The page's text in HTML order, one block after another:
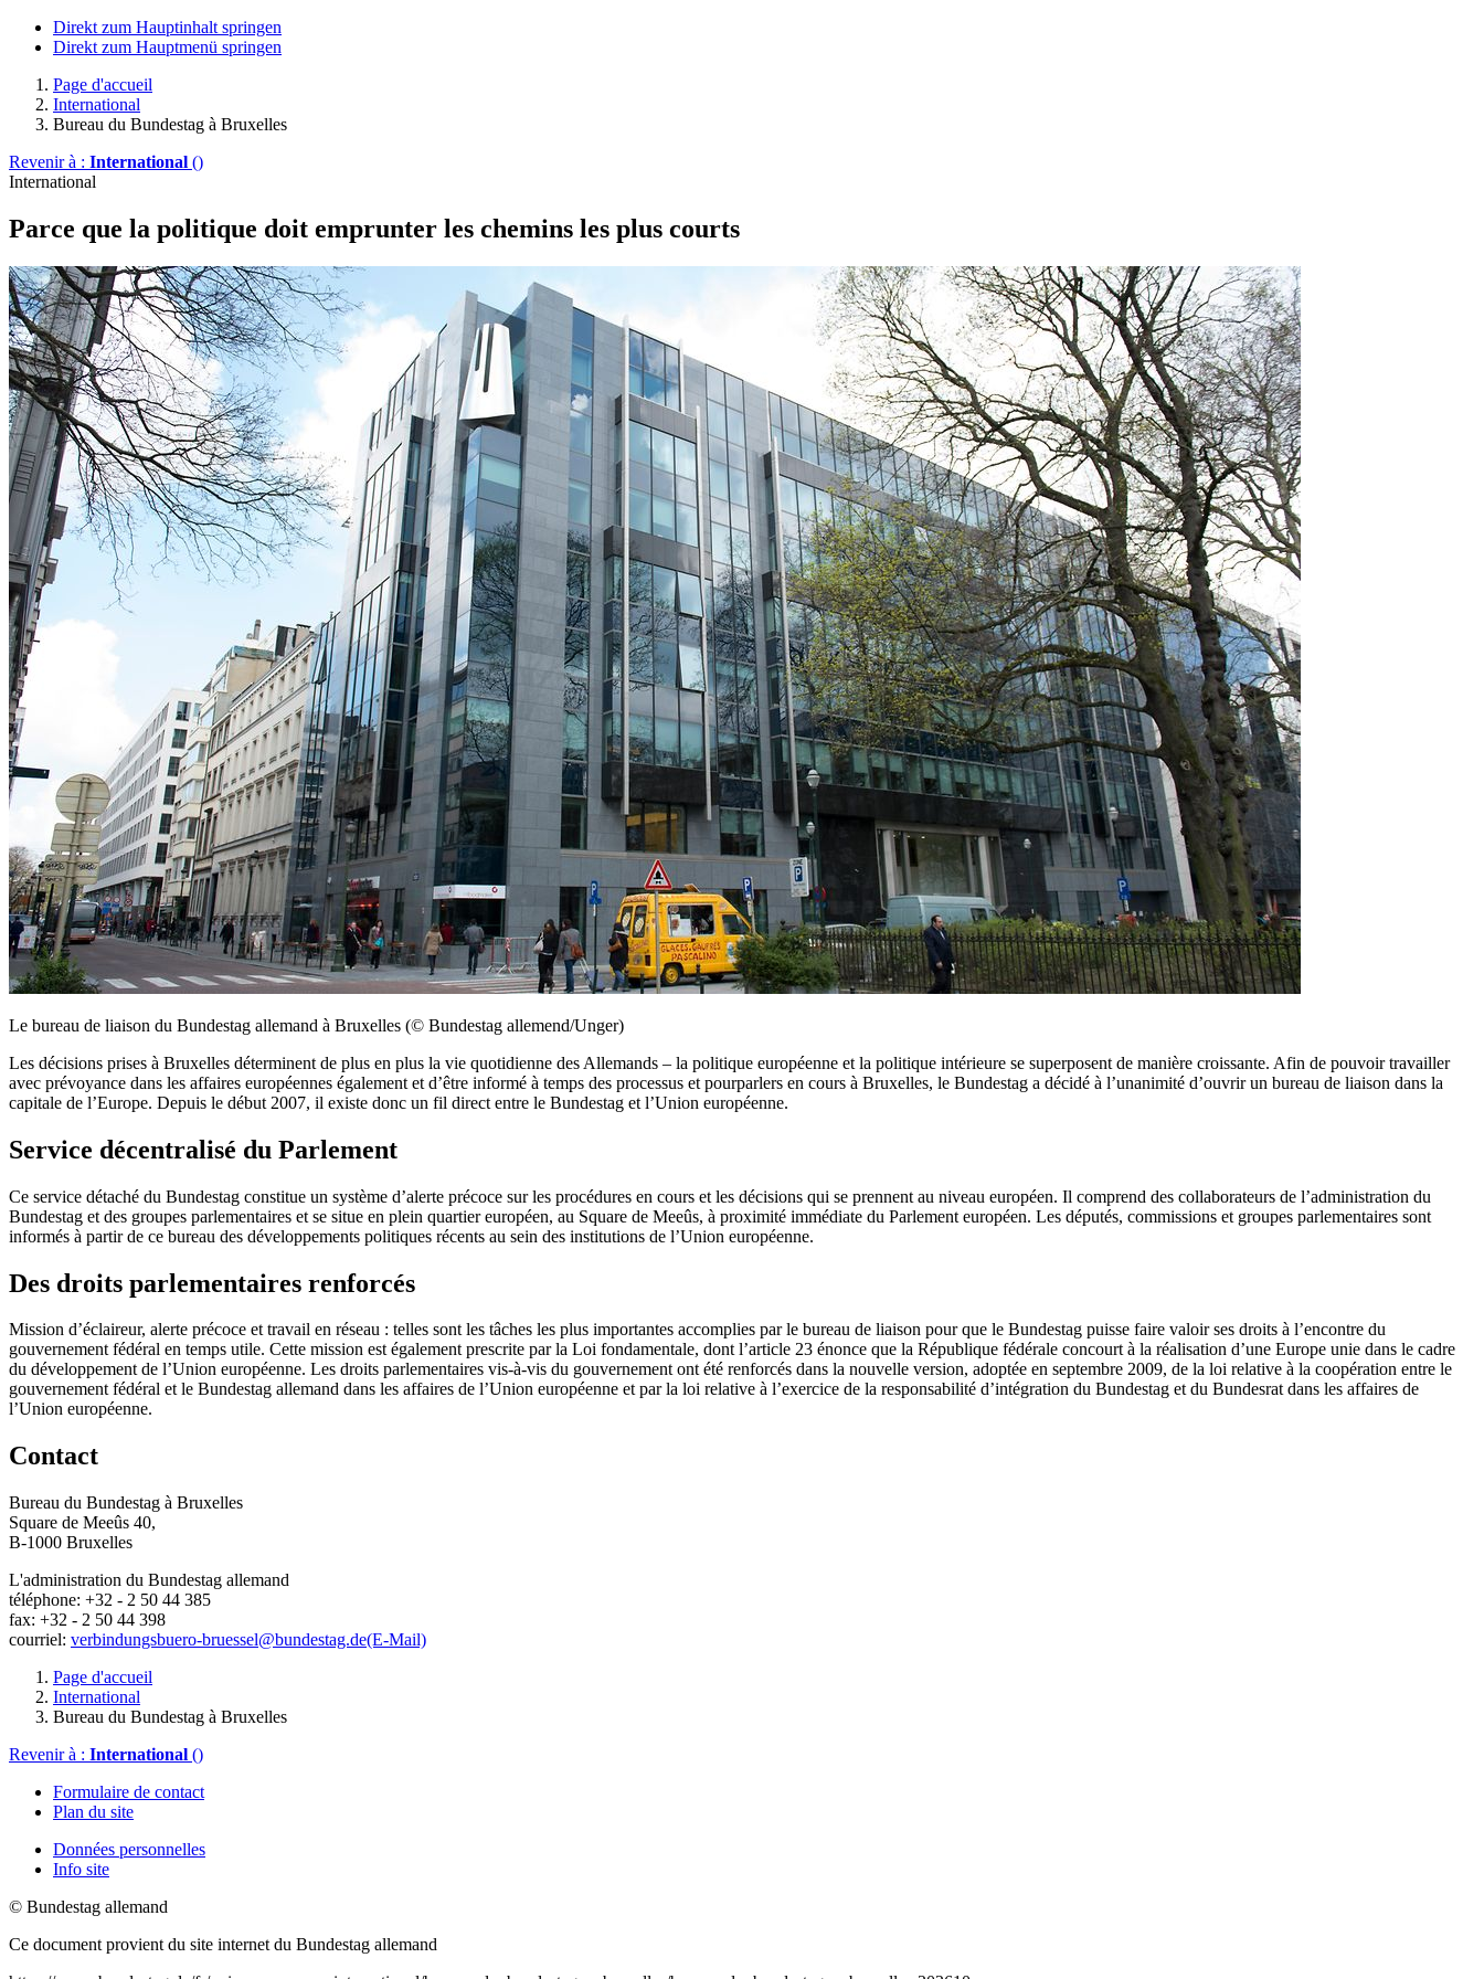
Direkt zum Hauptinhalt springen
Direkt zum Hauptmenü springen
Page d'accueil
International
Bureau du Bundestag à Bruxelles
Revenir à : International ()
International
Parce que la politique doit emprunter les chemins les plus courts
Le bureau de liaison du Bundestag allemand à Bruxelles (© Bundestag allemend/Unger)
Les décisions prises à Bruxelles déterminent de plus en plus la vie quotidienne des Allemands – la politique européenne et la politique intérieure se superposent de manière croissante. Afin de pouvoir travailler
avec prévoyance dans les affaires européennes également et d’être informé à temps des processus et pourparlers en cours à Bruxelles, le Bundestag a décidé à l’unanimité d’ouvrir un bureau de liaison dans la
capitale de l’Europe. Depuis le début 2007, il existe donc un fil direct entre le Bundestag et l’Union européenne.
Service décentralisé du Parlement
Ce service détaché du Bundestag constitue un système d’alerte précoce sur les procédures en cours et les décisions qui se prennent au niveau européen. Il comprend des collaborateurs de l’administration du
Bundestag et des groupes parlementaires et se situe en plein quartier européen, au Square de Meeûs, à proximité immédiate du Parlement européen. Les députés, commissions et groupes parlementaires sont
informés à partir de ce bureau des développements politiques récents au sein des institutions de l’Union européenne.
Des droits parlementaires renforcés
Mission d’éclaireur, alerte précoce et travail en réseau : telles sont les tâches les plus importantes accomplies par le bureau de liaison pour que le Bundestag puisse faire valoir ses droits à l’encontre du
gouvernement fédéral en temps utile. Cette mission est également prescrite par la Loi fondamentale, dont l’article 23 énonce que la République fédérale concourt à la réalisation d’une Europe unie dans le cadre
du développement de l’Union européenne. Les droits parlementaires vis-à-vis du gouvernement ont été renforcés dans la nouvelle version, adoptée en septembre 2009, de la loi relative à la coopération entre le
gouvernement fédéral et le Bundestag allemand dans les affaires de l’Union européenne et par la loi relative à l’exercice de la responsabilité d’intégration du Bundestag et du Bundesrat dans les affaires de
l’Union européenne.
Contact
Bureau du Bundestag à Bruxelles
Square de Meeûs 40,
B-1000 Bruxelles
L'administration du Bundestag allemand
téléphone: +32 - 2 50 44 385
fax: +32 - 2 50 44 398
courriel: verbindungsbuero-bruessel@bundestag.de(E-Mail)
Page d'accueil
International
Bureau du Bundestag à Bruxelles
Revenir à : International ()
Formulaire de contact
Plan du site
Données personnelles
Info site
© Bundestag allemand
Ce document provient du site internet du Bundestag allemand